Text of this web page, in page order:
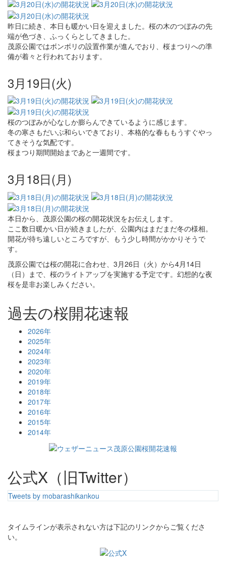
昨日に続き、本日も暖かい日を迎えました。桜の木のつぼみの先
端が色づき、ふっくらとしてきました。
茂原公園ではボンボリの設置作業が進んでおり、桜まつりへの準
備が着々と行われております。
3月19日(火)
桜のつぼみが心なしか膨らんできているように感じます。
冬の寒さもだいぶ和らいできており、本格的な春ももうすぐやっ
てきそうな気配です。
桜まつり期間開始まであと一週間です。
3月18日(月)
本日から、茂原公園の桜の開花状況をお伝えします。
ここ数日暖かい日が続きましたが、公園内はまだまだ冬の様相。
開花が待ち遠しいところですが、もう少し時間がかかりそうで
す。
茂原公園では桜の開花に合わせ、3月26日（火）から4月14日
（日）まで、桜のライトアップを実施する予定です。幻想的な夜
桜を是非お楽しみください。
過去の桜開花速報
2026年
2025年
2024年
2023年
2020年
2019年
2018年
2017年
2016年
2015年
2014年
公式X（旧Twitter）
Tweets by mobarashikankou
タイムラインが表示されない方は下記のリンクからご覧くださ
い。